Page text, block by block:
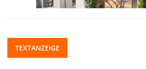
TEXTANZEIGE